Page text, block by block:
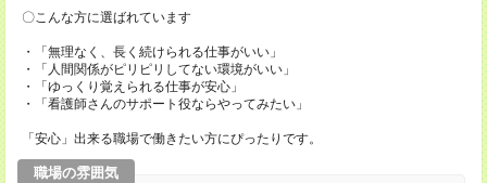
〇こんな方に選ばれています
・「無理なく、長く続けられる仕事がいい」
・「人間関係がピリピリしてない環境がいい」
・「ゆっくり覚えられる仕事が安心」
・「看護師さんのサポート役ならやってみたい」
「安心」出来る職場で働きたい方にぴったりです。
職場の雰囲気